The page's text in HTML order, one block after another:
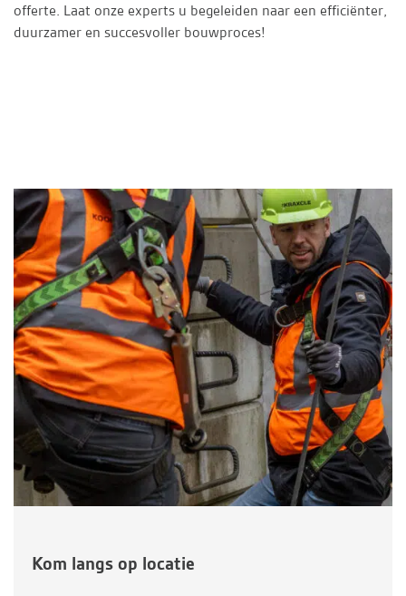
offerte. Laat onze experts u begeleiden naar een efficiënter,
duurzamer en succesvoller bouwproces!
Kom langs op locatie